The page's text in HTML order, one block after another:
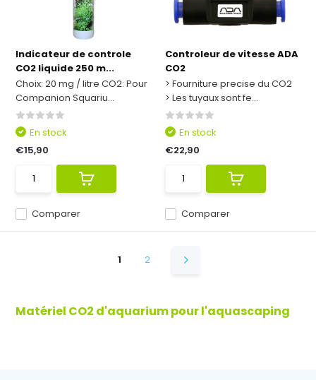
Indicateur de controle
CO2 liquide 250 m...
Choix: 20 mg / litre CO2: Pour
Companion Squariu...
Comparer
En stock
€15,90
Controleur de vitesse ADA
CO2
> Fourniture precise du CO2
> Les tuyaux sont fe...
Comparer
En stock
€22,90
1 2
Matériel CO2 d'aquarium pour l'aquascaping